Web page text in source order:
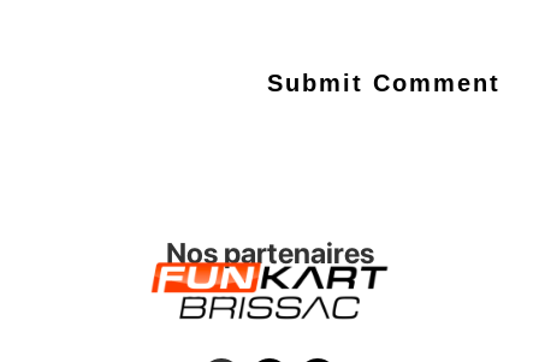
Nos partenaires